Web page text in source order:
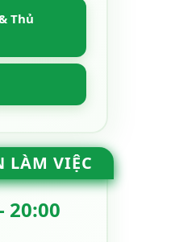
Thủ
LÀM VIỆC
20:00